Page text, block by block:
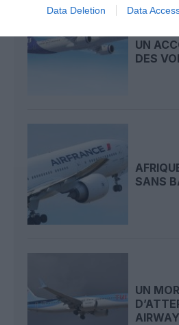
Data Deletion Data
UN
DES
SANS
UN